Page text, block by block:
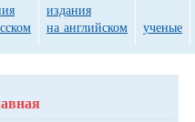
издания
на английском
ученые